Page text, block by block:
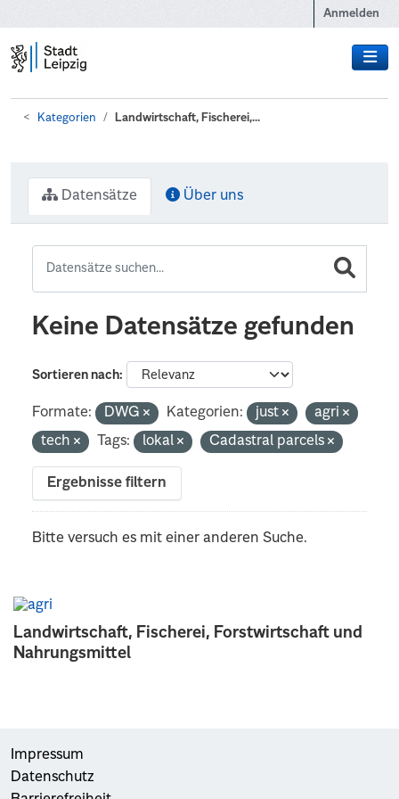
Anmelden
Kategorien Landwirtschaft, Fischerei,...
Landwirtschaft, Fischerei, Forstwirtschaft und
Nahrungsmittel
Datensätze Über uns
Keine Datensätze gefunden
Sortieren nach
Formate: DWG Kategorien: just
agri
tech
Tags: lokal Cadastral parcels
Ergebnisse filtern
Bitte versuch es mit einer anderen Suche.
Impressum
Datenschutz